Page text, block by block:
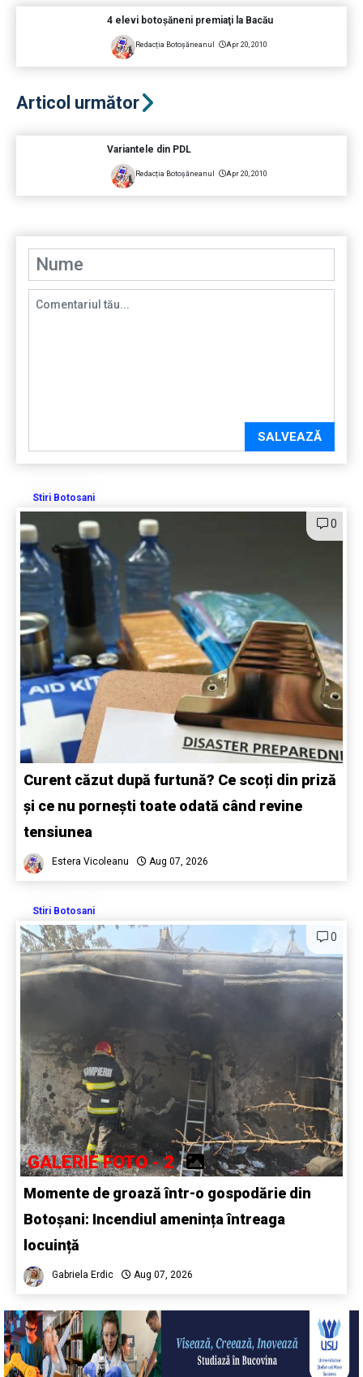
4 elevi botoşăneni premiaţi la Bacău
Redacția Botoșăneanul Apr 20, 2010
Articol următor
Variantele din PDL
Redacția Botoșăneanul Apr 20, 2010
SALVEAZĂ
Stiri Botosani
0
Curent căzut după furtună? Ce scoți din priză
și ce nu pornești toate odată când revine
tensiunea
Estera Vicoleanu Aug 07, 2026
Stiri Botosani
0
GALERIE FOTO - 2
Momente de groază într-o gospodărie din
Botoșani: Incendiul amenința întreaga
locuință
Gabriela Erdic Aug 07, 2026